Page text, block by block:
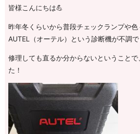
皆様こんにちは💪
昨年冬くらいから普段チェックランプや色
AUTEL（オーテル）という診断機が不調で
修理しても直るか分からないということ
た！